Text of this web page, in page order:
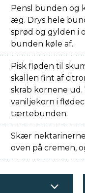
Pensl bunden og
æg. Drys hele
sprød og gylden i
bunden køle af.
Pisk fløden til
skallen fint af
skrab kornene ud.
vaniljekorn i
tærtebunden.
Skær
oven på cremen,